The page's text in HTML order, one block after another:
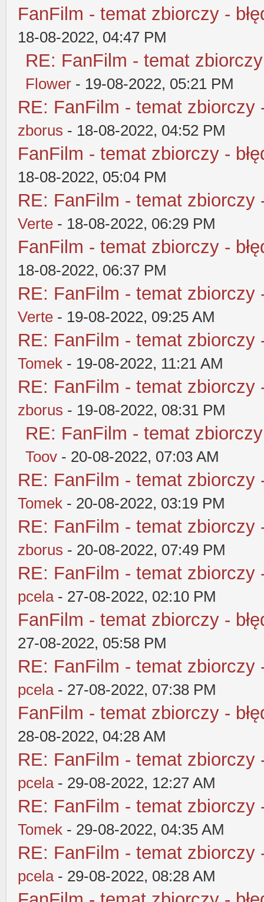
FanFilm - temat zbiorczy -
18-08-2022, 04:47 PM
RE: FanFilm - temat
Flower - 19-08-2022, 05:21 PM
RE: FanFilm - temat zbiorczy
zborus - 18-08-2022, 04:52 PM
FanFilm - temat zbiorczy -
18-08-2022, 05:04 PM
RE: FanFilm - temat zbiorczy
Verte - 18-08-2022, 06:29 PM
FanFilm - temat zbiorczy -
18-08-2022, 06:37 PM
RE: FanFilm - temat zbiorczy
Verte - 19-08-2022, 09:25 AM
RE: FanFilm - temat zbiorczy
Tomek - 19-08-2022, 11:21 AM
RE: FanFilm - temat zbiorczy
zborus - 19-08-2022, 08:31 PM
RE: FanFilm - temat
Toov - 20-08-2022, 07:03 AM
RE: FanFilm - temat zbiorczy
Tomek - 20-08-2022, 03:19 PM
RE: FanFilm - temat zbiorczy
zborus - 20-08-2022, 07:49 PM
RE: FanFilm - temat zbiorczy
pcela- 27-08-2022, 02:10 PM
FanFilm - temat zbiorczy -
27-08-2022, 05:58 PM
RE: FanFilm - temat zbiorczy
pcela- 27-08-2022, 07:38 PM
FanFilm - temat zbiorczy -
28-08-2022, 04:28 AM
RE: FanFilm - temat zbiorczy
pcela- 29-08-2022, 12:27 AM
RE: FanFilm - temat zbiorczy
Tomek - 29-08-2022, 04:35 AM
RE: FanFilm - temat zbiorczy
pcela- 29-08-2022, 08:28 AM